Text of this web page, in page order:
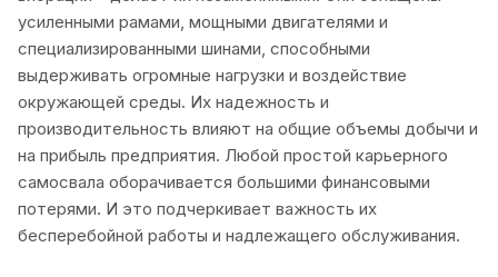
усиленными рамами, мощными двигателями и
специализированными шинами, способными
выдерживать огромные нагрузки и воздействие
окружающей среды. Их надежность и
производительность влияют на общие объемы добычи и
на прибыль предприятия. Любой простой карьерного
самосвала оборачивается большими финансовыми
потерями. И это подчеркивает важность их
бесперебойной работы и надлежащего обслуживания.